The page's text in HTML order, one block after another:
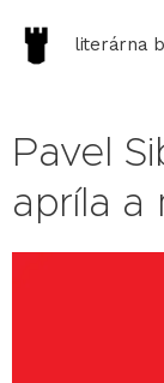
literárna
Pavel
apríla a